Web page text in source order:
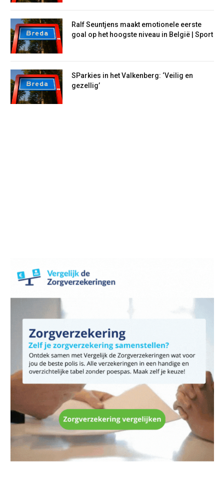
Ralf Seuntjens maakt emotionele eerste
goal op het hoogste niveau in België | Sport
SParkies in het Valkenberg: ‘Veilig en
gezellig’